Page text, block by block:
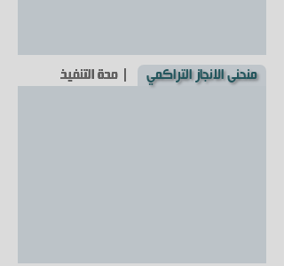
منحنى الانجاز التراكمي | مدة التنفيذ